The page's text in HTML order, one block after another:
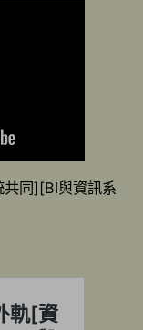
共同][BI與資訊系